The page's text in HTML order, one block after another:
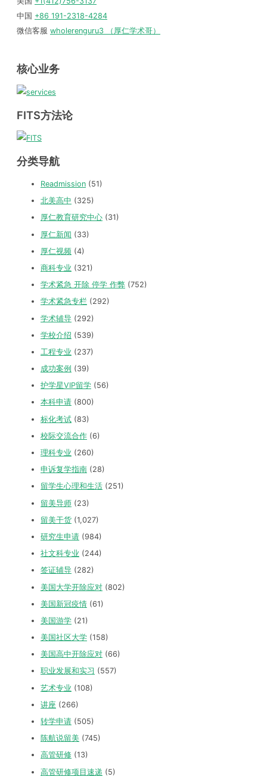
中国 +86 191-2318-4284
微信客服 wholerenguru3 （厚仁学术哥）
核心业务
FITS方法论
分类导航
Readmission (51)
北美高中 (325)
厚仁教育研究中心 (31)
厚仁新闻 (33)
厚仁视频 (4)
商科专业 (321)
学术紧急 开除 停学 作弊 (752)
学术紧急专栏 (292)
学术辅导 (292)
学校介绍 (539)
工程专业 (237)
成功案例 (39)
护学星VIP留学 (56)
本科申请 (800)
标化考试 (83)
校际交流合作 (6)
理科专业 (260)
申诉复学指南 (28)
留学生心理和生活 (251)
留美导师 (23)
留美干货 (1,027)
研究生申请 (984)
社文科专业 (244)
签证辅导 (282)
美国大学开除应对 (802)
美国新冠疫情 (61)
美国游学 (21)
美国社区大学 (158)
美国高中开除应对 (66)
职业发展和实习 (557)
艺术专业 (108)
讲座 (266)
转学申请 (505)
陈航说留美 (745)
高管研修 (13)
高管研修项目速递 (5)